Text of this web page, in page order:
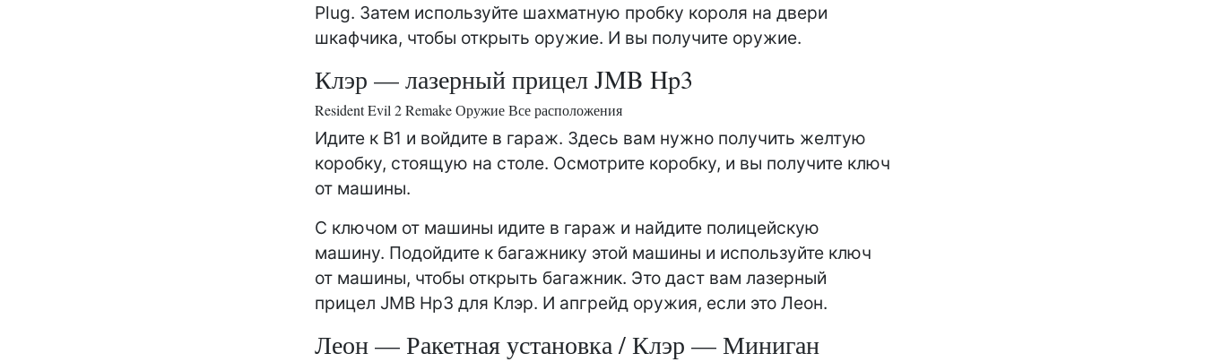
Plug. Затем используйте шахматную пробку короля на двери
шкафчика, чтобы открыть оружие. И вы получите оружие.
Клэр — лазерный прицел JMB Hp3
Resident Evil 2 Remake Оружие Все расположения
Идите к B1 и войдите в гараж. Здесь вам нужно получить желтую
коробку, стоящую на столе. Осмотрите коробку, и вы получите ключ
от машины.
С ключом от машины идите в гараж и найдите полицейскую
машину. Подойдите к багажнику этой машины и используйте ключ
от машины, чтобы открыть багажник. Это даст вам лазерный
прицел JMB Hp3 для Клэр. И апгрейд оружия, если это Леон.
Леон — Ракетная установка / Клэр — Миниган